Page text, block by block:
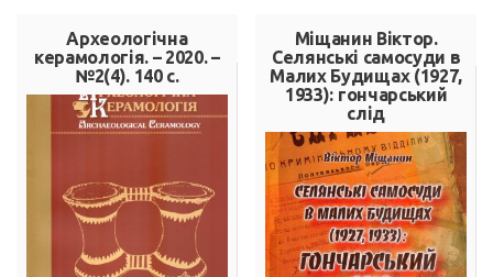
Археологічна
керамологія. – 2020. –
№2(4). 140 с.
Міщанин Віктор.
Селянські самосуди в
Малих Будищах (1927,
1933): гончарський
слід